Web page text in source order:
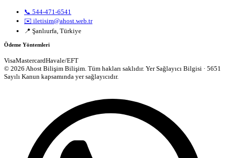
📞 544-471-6541
✉️ iletisim@ahost.web.tr
📍 Şanlıurfa, Türkiye
Ödeme Yöntemleri
VisaMastercardHavale/EFT
© 2026 Ahost Bilişim Bilişim. Tüm hakları saklıdır. Yer Sağlayıcı Bilgisi · 5651
Sayılı Kanun kapsamında yer sağlayıcıdır.